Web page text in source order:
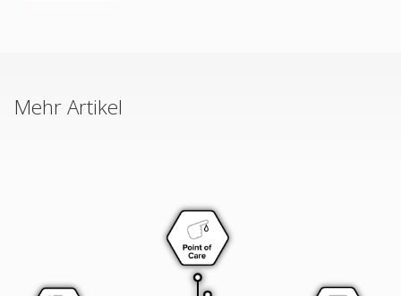
Mehr Artikel